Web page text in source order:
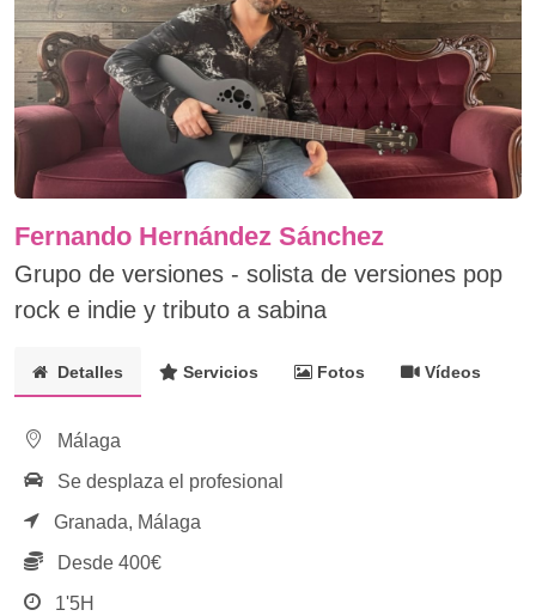
Fernando Hernández Sánchez
Grupo de versiones - solista de versiones pop
rock e indie y tributo a sabina
Detalles Servicios Fotos Vídeos
Málaga
Se desplaza el profesional
Granada, Málaga
Desde 400€
1'5H